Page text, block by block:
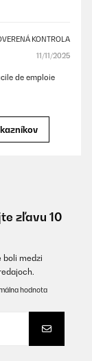
KONTROLA
11/11/2025
de emploie
für eine
aber, gut
um ca. 5
von 27
erreicht). Evtl.
besser
erhielt ich
ich auch optisch
jetzt dauerhaft.
(Deckenmontage
getauscht sind,
zľavu 10
boli medzi
hodnota